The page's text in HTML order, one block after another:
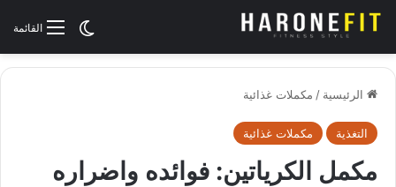
القائمةالوضع
الرئيسية / مكملات غذائية
التغذية مكملات غذائية
مكمل الكرياتين: فوائده واضراره